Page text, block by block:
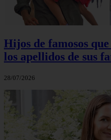
Hijos de famosos
los apellidos de sus
28/07/2026